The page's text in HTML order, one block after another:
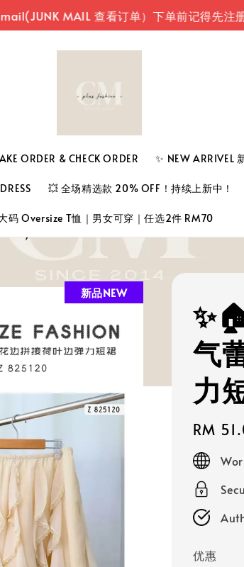
MAIL 查看订单）下单前记得先注册登入
ORDER & CHECK ORDER ✨ NEW ARRIVEL
💥 全场精选款 20% OFF！持续上新中！
码 Oversize T恤｜男女可穿｜任选2件 RM70
新品NEW
气
力
price
RM
优惠